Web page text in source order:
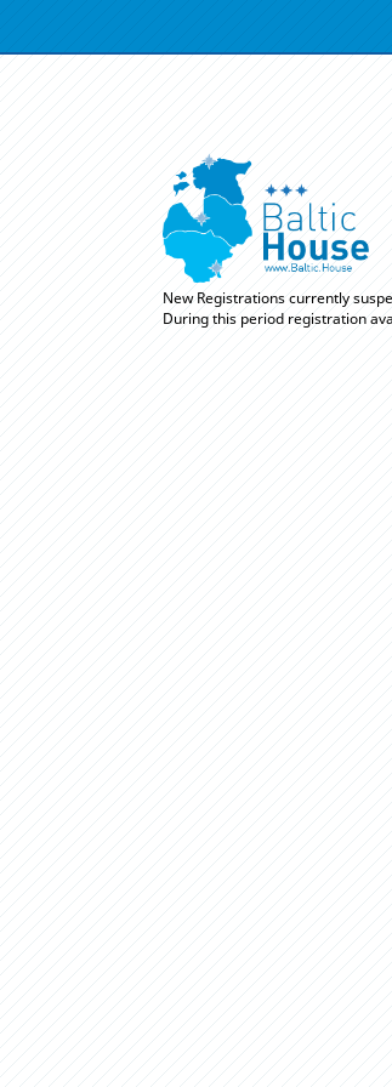
New Registrations currently
During this period registration